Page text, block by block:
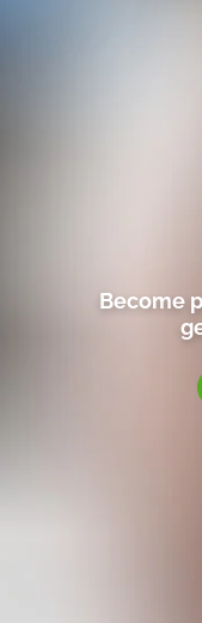
Become